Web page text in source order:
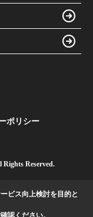
ポリシー
Reserved.
ビス向上検討を目的と
認ください。